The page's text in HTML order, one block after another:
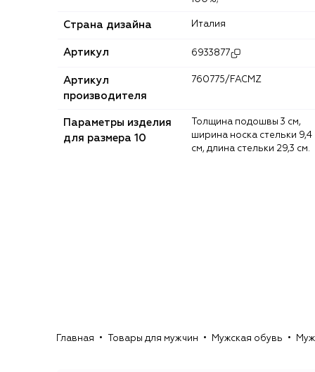
Страна дизайна Италия
Артикул 6933877
Артикул
производителя
760775/FACMZ
Параметры изделия
для размера 10
ширина носка стельки 9,4
см, длина стельки 29,3 см.
Главная Товары для мужчин Мужская обувь